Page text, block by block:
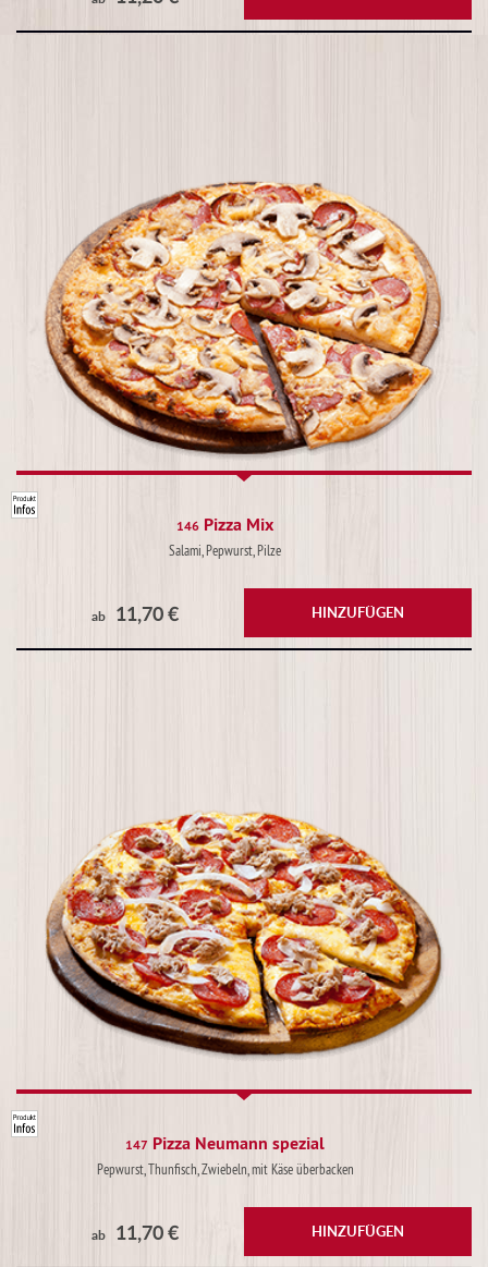
146 Pizza Mix
Salami, Pepwurst, Pilze
ab 11,70 € HINZUFÜGEN
147 Pizza Neumann spezial
Pepwurst, Thunfisch, Zwiebeln, mit Käse überbacken
ab 11,70 € HINZUFÜGEN